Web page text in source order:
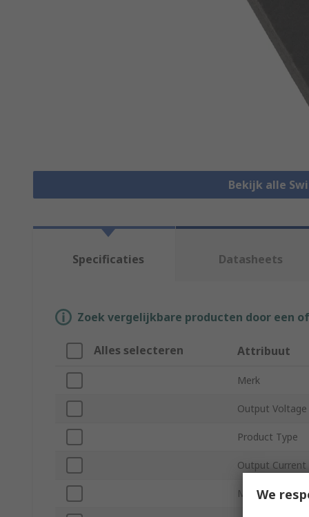
Bekijk alle
Specificaties Datasheets
Zoek vergelijkbare producten door een
Alles selecteren Attribuut
Merk
Output Voltage
Product Type
Output Current
Mount Type
We